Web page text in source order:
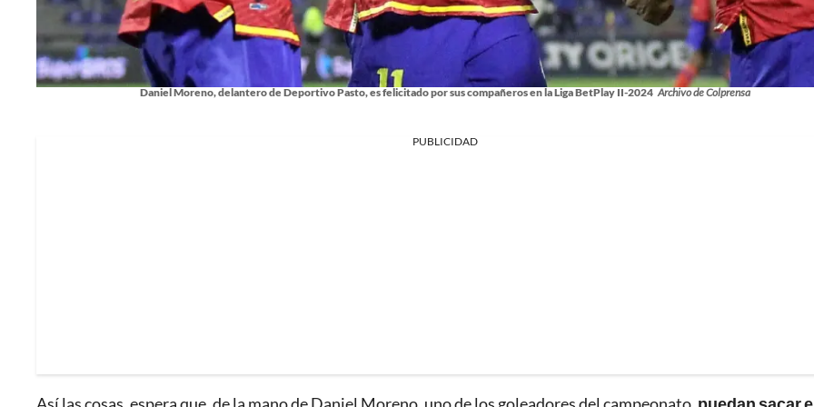
Daniel Moreno, delantero de Deportivo Pasto, es felicitado por sus compañeros en la Liga BetPlay II-2024 Archivo de Colprensa
PUBLICIDAD